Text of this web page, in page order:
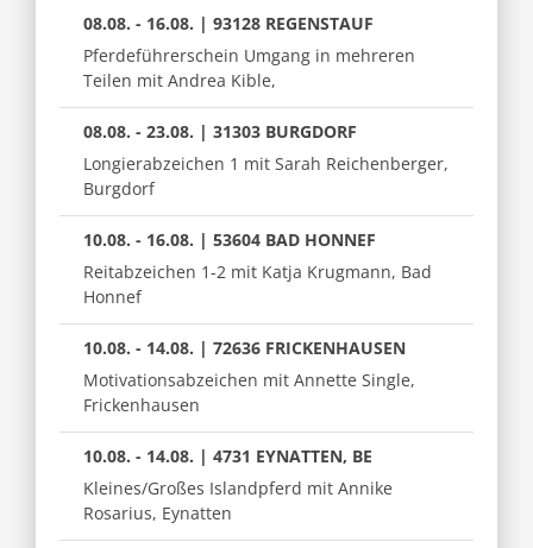
08.08. - 16.08. | 93128 REGENSTAUF
Pferdeführerschein Umgang in mehreren
Teilen mit Andrea Kible,
08.08. - 23.08. | 31303 BURGDORF
Longierabzeichen 1 mit Sarah Reichenberger,
Burgdorf
10.08. - 16.08. | 53604 BAD HONNEF
Reitabzeichen 1-2 mit Katja Krugmann, Bad
Honnef
10.08. - 14.08. | 72636 FRICKENHAUSEN
Motivationsabzeichen mit Annette Single,
Frickenhausen
10.08. - 14.08. | 4731 EYNATTEN, BE
Kleines/Großes Islandpferd mit Annike
Rosarius, Eynatten